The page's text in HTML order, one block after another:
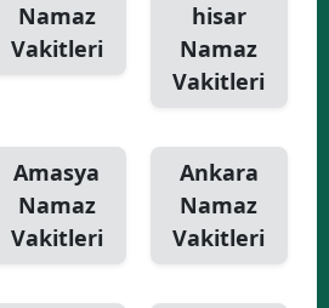
Namaz
Vakitleri
hisar
Namaz
Vakitleri
Amasya
Namaz
Vakitleri
Ankara
Namaz
Vakitleri